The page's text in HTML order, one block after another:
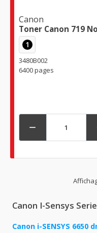
Canon
Toner Canon 719
1
3480B002
6400 pages

Canon I-Sensys
Canon i-SENSYS 6650